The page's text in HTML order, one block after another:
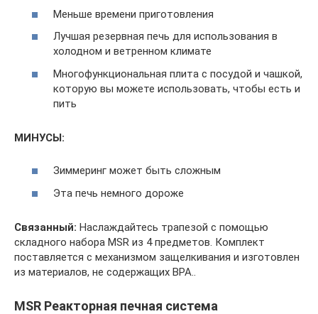
Меньше времени приготовления
Лучшая резервная печь для использования в
холодном и ветренном климате
Многофункциональная плита с посудой и чашкой,
которую вы можете использовать, чтобы есть и
пить
МИНУСЫ:
Зиммеринг может быть сложным
Эта печь немного дороже
Связанный: Наслаждайтесь трапезой с помощью
складного набора MSR из 4 предметов. Комплект
поставляется с механизмом защелкивания и изготовлен
из материалов, не содержащих BPA..
MSR Реакторная печная система